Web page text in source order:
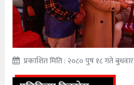
प्रकाशित मिति : २०८० पुष १८ गते बुधवार